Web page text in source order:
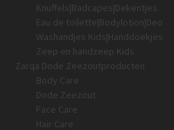
Knuffels|Badcapes|Dekentjes
Eau de toilette|Bodylotion|Deo
Washandjes Kids|Handdoekjes
Zeep en handzeep Kids
Zarqa Dode Zeezoutproducten
Body Care
Dode Zeezout
Face Care
Hair Care